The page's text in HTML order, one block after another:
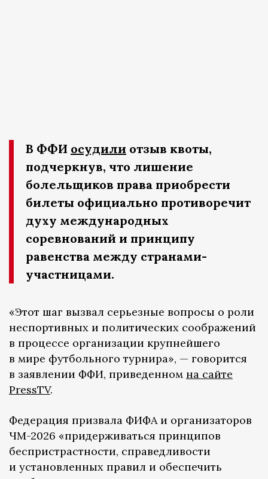
В ФФИ осудили отзыв квоты,
подчеркнув, что лишение
болельщиков права приобрести
билеты официально противоречит
духу международных
соревнований и принципу
равенства между странами-
участницами.
«Этот шаг вызвал серьезные вопросы о роли
неспортивных и политических соображений
в процессе организации крупнейшего
в мире футбольного турнира», — говорится
в заявлении ФФИ, приведенном на сайте
PressTV.
Федерация призвала ФИФА и организаторов
ЧМ-2026 «придерживаться принципов
беспристрастности, справедливости
и установленных правил и обеспечить